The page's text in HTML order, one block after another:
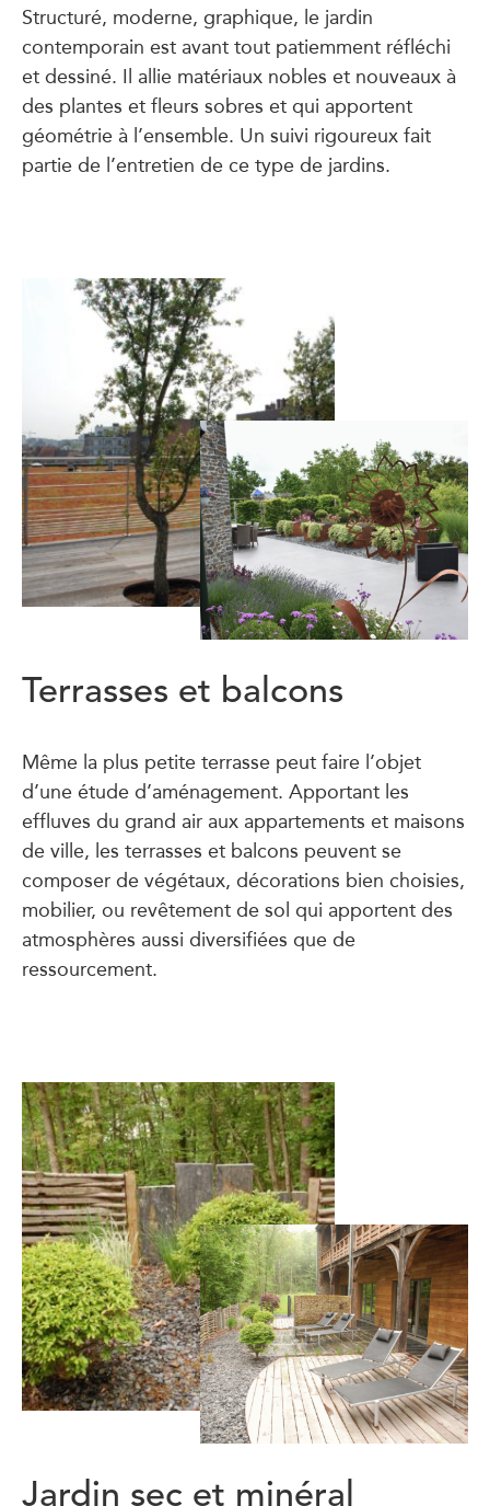
Structuré, moderne, graphique, le jardin
contemporain est avant tout patiemment réfléchi
et dessiné. Il allie matériaux nobles et nouveaux à
des plantes et fleurs sobres et qui apportent
géométrie à l’ensemble. Un suivi rigoureux fait
partie de l’entretien de ce type de jardins.
Terrasses et balcons
Même la plus petite terrasse peut faire l’objet
d’une étude d’aménagement. Apportant les
effluves du grand air aux appartements et maisons
de ville, les terrasses et balcons peuvent se
composer de végétaux, décorations bien choisies,
mobilier, ou revêtement de sol qui apportent des
atmosphères aussi diversifiées que de
ressourcement.
Jardin sec et minéral